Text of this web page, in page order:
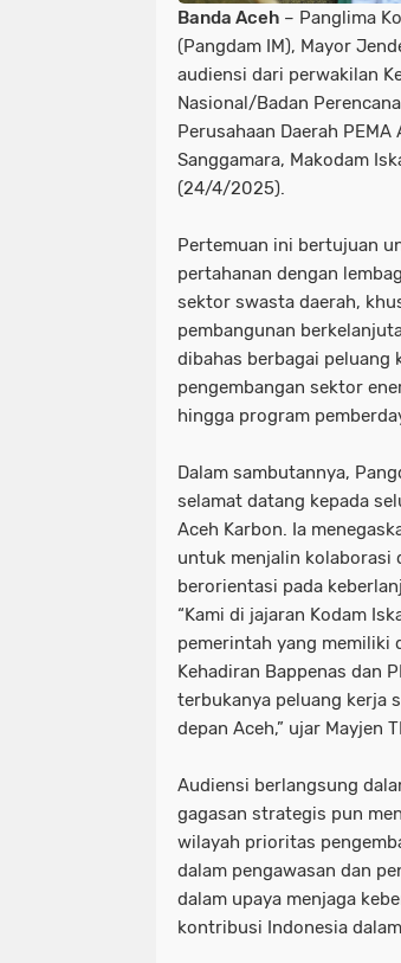
Banda Aceh – Panglima
(Pangdam IM), Mayor
audiensi dari perwakilan
Nasional/Badan
Perusahaan Daerah
Sanggamara, Makodam
(24/4/2025).
Pertemuan ini bertujuan
pertahanan dengan
sektor swasta daerah,
pembangunan
dibahas berbagai peluang
pengembangan sektor
hingga program
Dalam sambutannya,
selamat datang kepada
Aceh Karbon. Ia
untuk menjalin kolaborasi
berorientasi pada
“Kami di jajaran Kodam
pemerintah yang memiliki
Kehadiran Bappenas dan
terbukanya peluang kerja
depan Aceh,” ujar Mayjen
Audiensi berlangsung
gagasan strategis pun
wilayah prioritas
dalam pengawasan dan
dalam upaya menjaga
kontribusi Indonesia